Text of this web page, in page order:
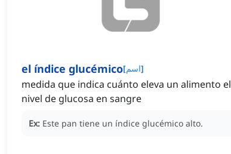
el índice glucémico[اسم]
medida que indica cuánto eleva un alimento el
nivel de glucosa en sangre
Ex: Este pan tiene un índice glucémico alto.